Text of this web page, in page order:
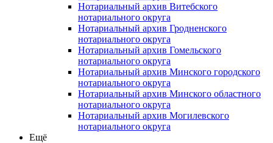
Нотариальный архив Витебского
нотариального округа
Нотариальный архив Гродненского
нотариального округа
Нотариальный архив Гомельского
нотариального округа
Нотариальный архив Минского городского
нотариального округа
Нотариальный архив Минского областного
нотариального округа
Нотариальный архив Могилевского
нотариального округа
Ещё